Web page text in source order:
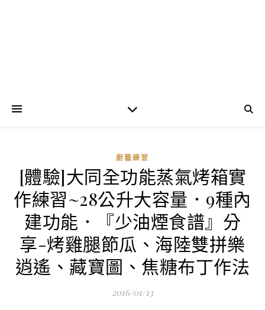
廚藝練習
[體驗]大同全功能蒸氣烤箱實
作練習~28公升大容量．9種內
建功能．『少油煙食譜』分
享-烤雞腿節瓜、海陸雙拼樂
逍遙、藏寶圖、焦糖布丁作法
2016/01/13